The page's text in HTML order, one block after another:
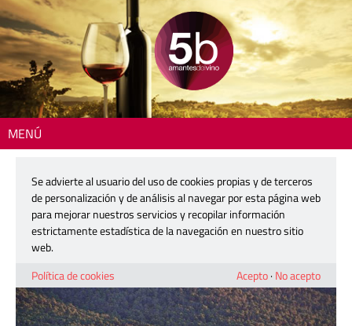
MENÚ
uvas olvidadas
El 4 de mayo se estrena la danza más
bella de las uvas olvidadas
2 mayo, 2024
Se advierte al usuario del uso de cookies propias y de terceros
de personalización y de análisis al navegar por esta página web
para mejorar nuestros servicios y recopilar información
estrictamente estadística de la navegación en nuestro sitio
web.
Política de cookies
Acepto· No acepto